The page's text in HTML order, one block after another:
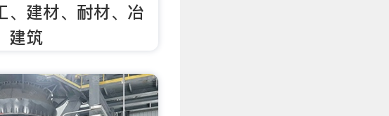
、建材、耐材、冶
建筑